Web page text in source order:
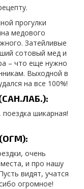
прогулки
медового
Затейливые
сотовый мед и
– что еще нужно
Выходной в
на все 100%!
шикарная!
очень
и про нашу
видят, учатся
огромное!